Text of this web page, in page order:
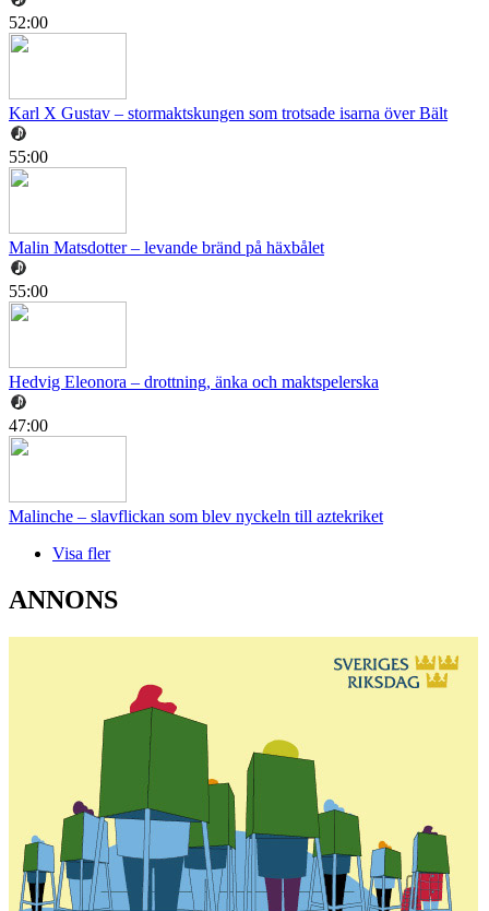
52:00
Karl X Gustav – stormaktskungen som trotsade isarna över Bält
55:00
Malin Matsdotter – levande bränd på häxbålet
55:00
Hedvig Eleonora – drottning, änka och maktspelerska
47:00
Malinche – slavflickan som blev nyckeln till aztekriket
Visa fler
ANNONS